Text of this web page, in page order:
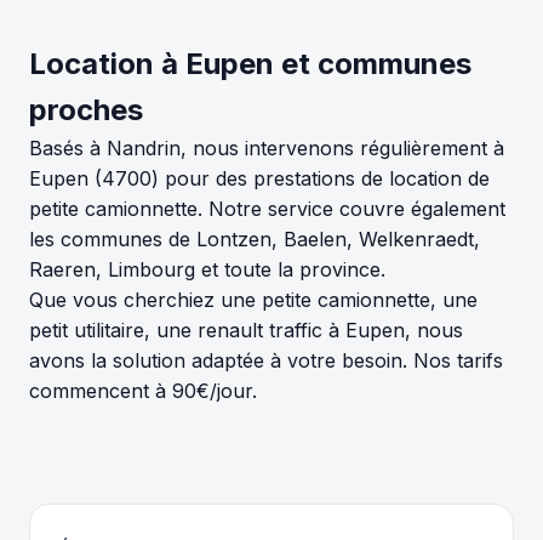
Location à Eupen et communes
proches
Basés à Nandrin, nous intervenons régulièrement à
Eupen (4700) pour des prestations de location de
petite camionnette. Notre service couvre également
les communes de Lontzen, Baelen, Welkenraedt,
Raeren, Limbourg et toute la province.
Que vous cherchiez une petite camionnette, une
petit utilitaire, une renault traffic à Eupen, nous
avons la solution adaptée à votre besoin. Nos tarifs
commencent à 90€/jour.